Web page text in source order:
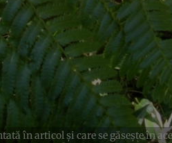
în articol și care se găsește în